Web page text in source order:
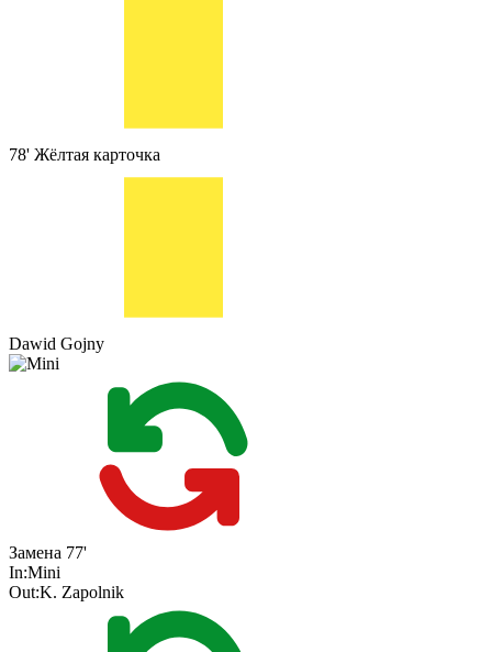
78' Жёлтая карточка
Dawid Gojny
Замена 77'
In:Mini
Out:K. Zapolnik